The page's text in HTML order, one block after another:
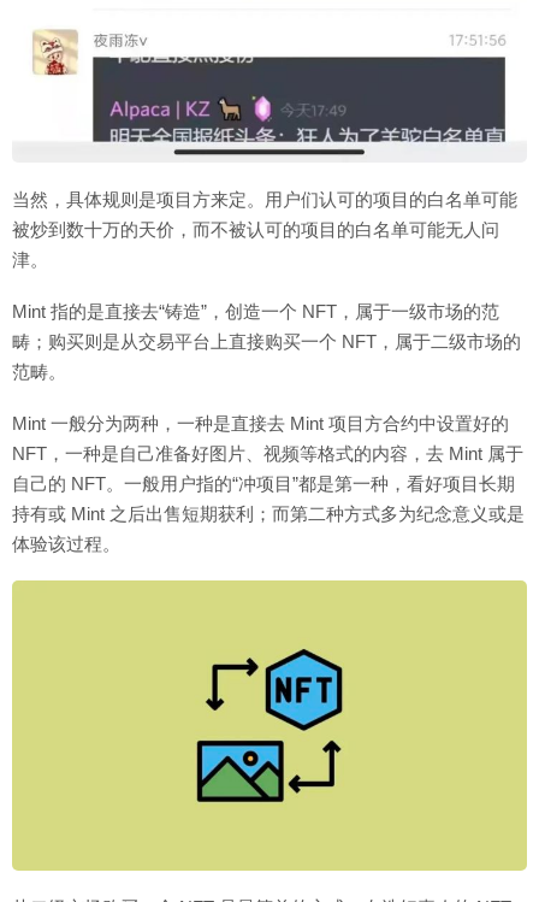
当然，具体规则是项目方来定。用户们认可的项目的白名单可能
被炒到数十万的天价，而不被认可的项目的白名单可能无人问
津。
Mint 指的是直接去“铸造”，创造一个 NFT，属于一级市场的范
畴；购买则是从交易平台上直接购买一个 NFT，属于二级市场的
范畴。
Mint 一般分为两种，一种是直接去 Mint 项目方合约中设置好的
NFT，一种是自己准备好图片、视频等格式的内容，去 Mint 属于
自己的 NFT。一般用户指的“冲项目”都是第一种，看好项目长期
持有或 Mint 之后出售短期获利；而第二种方式多为纪念意义或是
体验该过程。